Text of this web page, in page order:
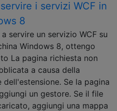
i servizi WCF in
8
servire un servizio WCF su
Windows 8, ottengo
La pagina richiesta non
a causa della
dell'estensione. Se la pagina
un gestore. Se il file
aggiungi una mappa